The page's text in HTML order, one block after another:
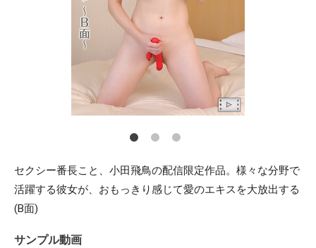
セクシー番長こと、小田飛鳥の配信限定作品。様々な分野で
活躍する彼女が、おもっきり感じて愛のエキスを大放出する
(B面)
サンプル動画